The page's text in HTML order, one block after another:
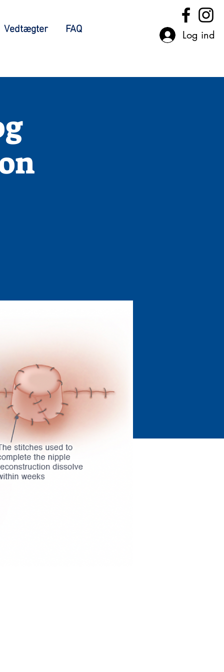
Vedtægter FAQ Log ind